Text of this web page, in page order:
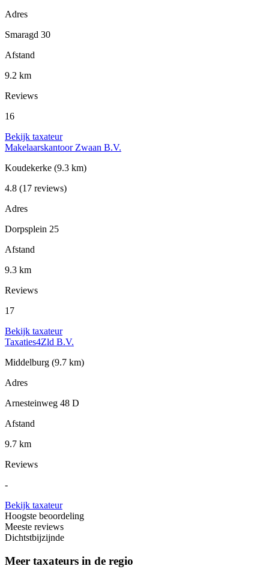
Adres
Smaragd 30
Afstand
9.2 km
Reviews
16
Bekijk taxateur
Makelaarskantoor Zwaan B.V.
Koudekerke (9.3 km)
4.8 (17 reviews)
Adres
Dorpsplein 25
Afstand
9.3 km
Reviews
17
Bekijk taxateur
Taxaties4Zld B.V.
Middelburg (9.7 km)
Adres
Arnesteinweg 48 D
Afstand
9.7 km
Reviews
-
Bekijk taxateur
Hoogste beoordeling
Meeste reviews
Dichtstbijzijnde
Meer taxateurs in de regio